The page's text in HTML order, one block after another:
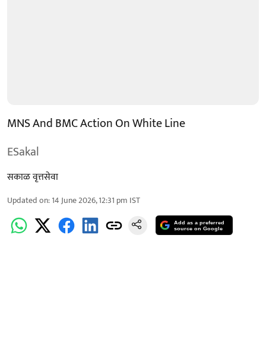
MNS And BMC Action On White Line
ESakal
सकाळ वृत्तसेवा
Updated on:14 June 2026, 12:31 pm IST
Add as a preferred
source on Google